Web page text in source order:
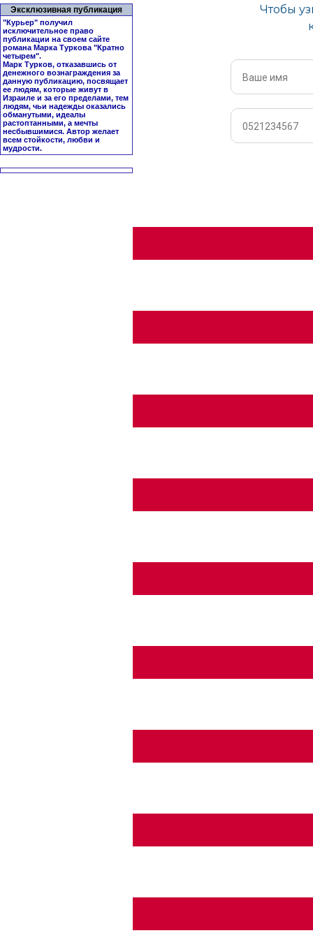
Эксклюзивная публикация
"Курьер" получил
исключительное право
публикации на своем сайте
романа Марка Туркова "Кратно
четырем".
Марк Турков, отказавшись от
денежного вознаграждения за
данную публикацию, посвящает
ее людям, которые живут в
Израиле и за его пределами, тем
людям, чьи надежды оказались
обманутыми, идеалы
растоптанными, а мечты
несбывшимися. Автор желает
всем стойкости, любви и
мудрости.